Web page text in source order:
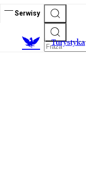
Serwisy
Turystyka